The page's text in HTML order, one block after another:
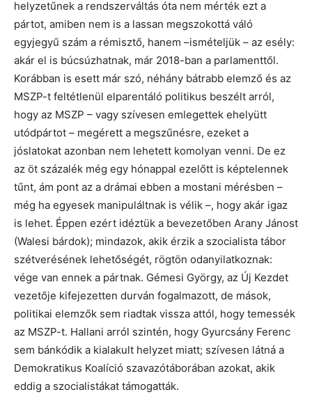
helyzetűnek a rendszerváltás óta nem mérték ezt a
pártot, amiben nem is a lassan megszokottá váló
egyjegyű szám a rémisztő, hanem –ismételjük – az esély:
akár el is búcsúzhatnak, már 2018-ban a parlamenttől.
Korábban is esett már szó, néhány bátrabb elemző és az
MSZP-t feltétlenül elparentáló politikus beszélt arról,
hogy az MSZP – vagy szívesen emlegettek ehelyütt
utódpártot – megérett a megszűnésre, ezeket a
jóslatokat azonban nem lehetett komolyan venni. De ez
az öt százalék még egy hónappal ezelőtt is képtelennek
tűnt, ám pont az a drámai ebben a mostani mérésben –
még ha egyesek manipuláltnak is vélik –, hogy akár igaz
is lehet. Éppen ezért idéztük a bevezetőben Arany Jánost
(Walesi bárdok); mindazok, akik érzik a szocialista tábor
szétverésének lehetőségét, rögtön odanyilatkoznak:
vége van ennek a pártnak. Gémesi György, az Új Kezdet
vezetője kifejezetten durván fogalmazott, de mások,
politikai elemzők sem riadtak vissza attól, hogy temessék
az MSZP-t. Hallani arról szintén, hogy Gyurcsány Ferenc
sem bánkódik a kialakult helyzet miatt; szívesen látná a
Demokratikus Koalíció szavazótáborában azokat, akik
eddig a szocialistákat támogatták.